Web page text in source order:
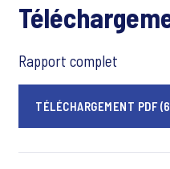
Rapport complet
TÉLÉCHARGEMENT PDF